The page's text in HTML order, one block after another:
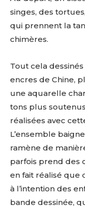
singes, des
qui prennent la
chimères.
Tout cela
encres de Chine,
une aquarelle
tons plus
réalisées avec
L’ensemble
ramène de
parfois prend des
en fait réalisé que
à l’intention des
bande dessinée,